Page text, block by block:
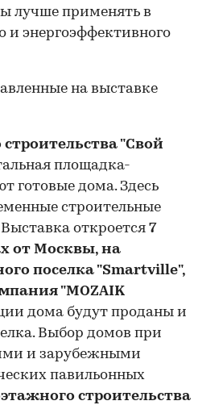
лучше применять в
и энергоэффективного
на выставке
"Свой
площадка-
готовые дома. Здесь
строительные
откроется 7
от Москвы, на
поселка "Smartville",
"MOZAIK
дома будут проданы и
Выбор домов при
и зарубежными
павильонных
строительства